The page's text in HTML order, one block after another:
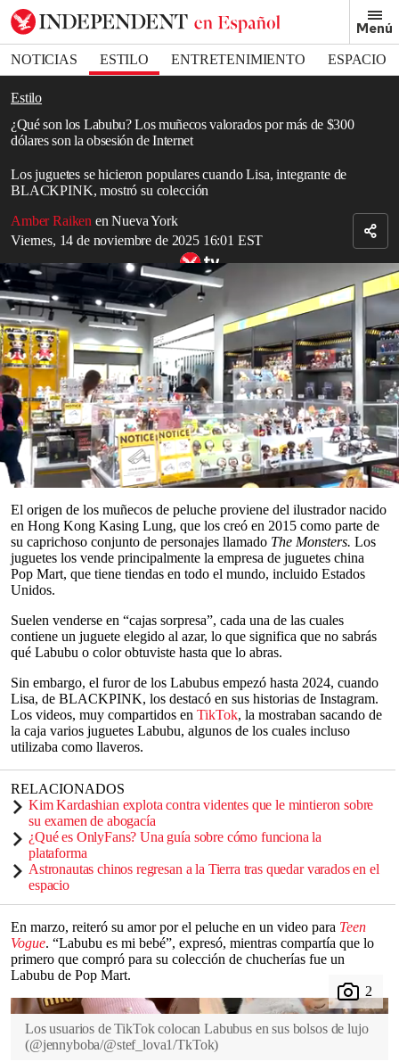
Menú
NOTICIAS ESTILO ENTRETENIMIENTO
ESPACIO
DEPORTES
Estilo
¿Qué son los Labubu? Los muñecos valorados por más de $300
dólares son la obsesión de Internet
Los juguetes se hicieron populares cuando Lisa, integrante de
BLACKPINK, mostró su colección
Amber Raiken en Nueva York
Viernes, 14 de noviembre de 2025 16:01 EST
Bookmark popover
Removed from bookmarks
Close popover
seconds
seconds
Relacionado: Se dispara la demanda de llaveros de Pop Mart
después de que Lisa, de BLACKPINK, posara con el juguete
Read in English
Olvídate de los Beanie Babies y los Squishmallows, hay un nuevo
artículo de colección que cautiva a niños y adultos de todo el
mundo: los muñecos Labubu.
Los peluches tienen rasgos extraños, como una sonrisa traviesa de
dientes serrados y ojos enormes y redondos. Con sus orejas
puntiagudas y sus diminutas manos y pies de plástico, los Labubus
son adorados por su estética de “ternura horrorosa”.
El origen de los muñecos de peluche proviene del ilustrador nacido
en Hong Kong Kasing Lung, que los creó en 2015 como parte de
su caprichoso conjunto de personajes llamado The Monsters. Los
juguetes los vende principalmente la empresa de juguetes china
Pop Mart, que tiene tiendas en todo el mundo, incluido Estados
Unidos.
Suelen venderse en “cajas sorpresa”, cada una de las cuales
contiene un juguete elegido al azar, lo que significa que no sabrás
qué Labubu o color obtuviste hasta que lo abras.
Sin embargo, el furor de los Labubus empezó hasta 2024, cuando
Lisa, de BLACKPINK, los destacó en sus historias de Instagram.
Los videos, muy compartidos en TikTok, la mostraban sacando de
la caja varios juguetes Labubu, algunos de los cuales incluso
utilizaba como llaveros.
RELACIONADOS
Kim Kardashian explota contra videntes que le mintieron sobre
su examen de abogacía
¿Qué es OnlyFans? Una guía sobre cómo funciona la
plataforma
Astronautas chinos regresan a la Tierra tras quedar varados en el
espacio
En marzo, reiteró su amor por el peluche en un video para Teen
Vogue. “Labubu es mi bebé”, expresó, mientras compartía que lo
primero que compró para su colección de chucherías fue un
Labubu de Pop Mart.
Los usuarios de TikTok colocan Labubus en sus bolsos de lujo
(@jennyboba/@stef_lova1/TkTok)